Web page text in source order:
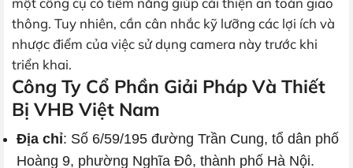
thông. Tuy nhiên, cần cân nhắc kỹ lưỡng các lợi ích và
nhược điểm của việc sử dụng camera này trước khi
triển khai.
Công Ty Cổ Phần Giải Pháp Và Thiết
Bị VHB Việt Nam
Địa chỉ: Số 6/59/195 đường Trần Cung, tổ dân phố
Hoàng 9, phường Nghĩa Đô, thành phố Hà Nội.